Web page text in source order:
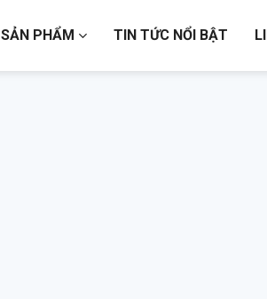
SẢN PHẨM TIN TỨC NỔI BẬT